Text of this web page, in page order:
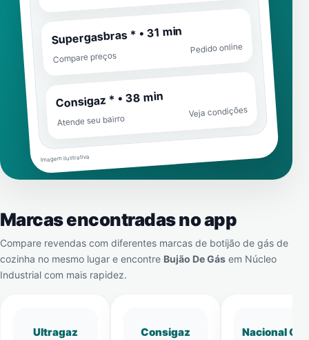
Supergasbras * • 31 min
Compare preços
Pedido online
Consigaz * • 38 min
Atende seu bairro
Veja condições
Imagem ilustrativa
Marcas encontradas no app
Compare revendas com diferentes marcas de botijão de gás de
cozinha no mesmo lugar e encontre Bujão De Gás em Núcleo
Industrial com mais rapidez.
Ultragaz Consigaz Nacional Gás